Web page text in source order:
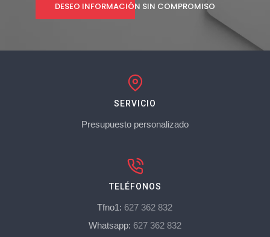
DESEO INFORMACIÓN SIN COMPROMISO
SERVICIO
Presupuesto personalizado
TELÉFONOS
Tfno1: 627 362 832
Whatsapp: 627 362 832